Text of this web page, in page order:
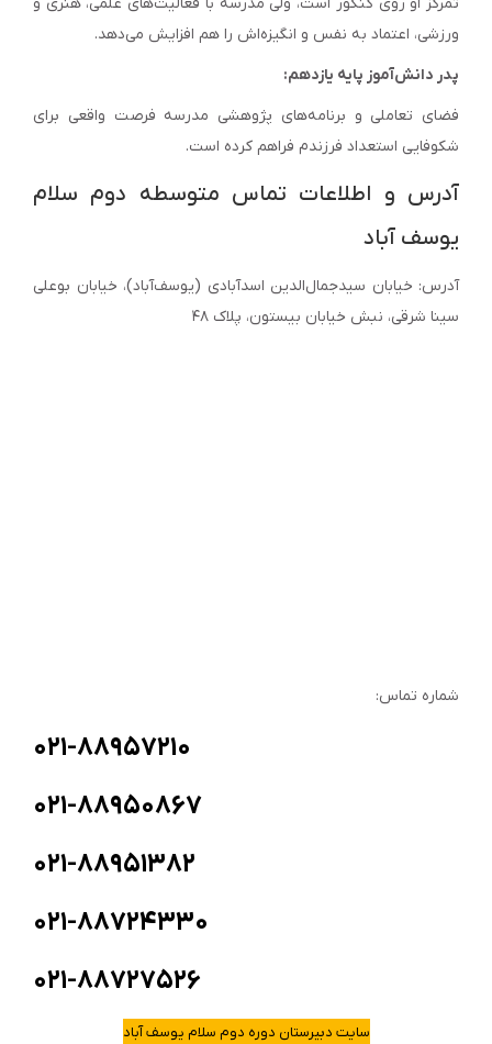
ورزشی، اعتماد به نفس و انگیزه‌اش را هم افزایش می‌دهد.
پدر دانش‌آموز پایه یازدهم:
فضای تعاملی و برنامه‌های پژوهشی مدرسه فرصت واقعی برای
شکوفایی استعداد فرزندم فراهم کرده است.
آدرس و اطلاعات تماس متوسطه دوم سلام
یوسف آباد
آدرس: خیابان سیدجمال‌الدین اسدآبادی (یوسف‌آباد)، خیابان بوعلی
سینا شرقی، نبش خیابان بیستون، پلاک ۴۸
شماره تماس:
۰۲۱-۸۸۹۵۷۲۱۰
۰۲۱-۸۸۹۵۰۸۶۷
۰۲۱-۸۸۹۵۱۳۸۲
۰۲۱-۸۸۷۲۴۳۳۰
۰۲۱-۸۸۷۲۷۵۲۶
سایت دبیرستان دوره دوم سلام یوسف آباد